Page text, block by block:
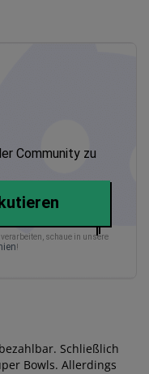
Community zu
schaue in unsere
!
Schließlich
Bowls. Allerdings